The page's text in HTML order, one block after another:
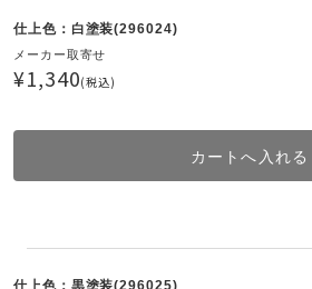
仕上色：白塗装(296024)
メーカー取寄せ
¥1,340(税込)
仕上色：黒塗装(296025)